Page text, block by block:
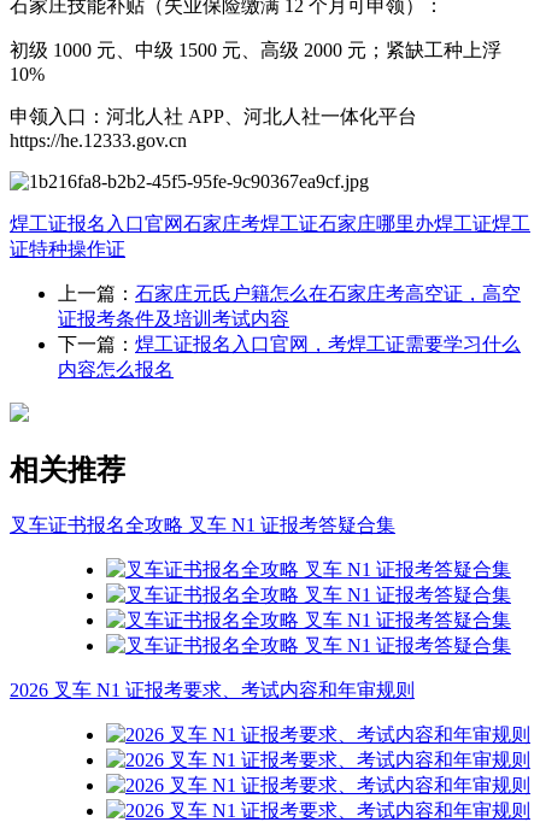
石家庄技能补贴（失业保险缴满 12 个月可申领）：
初级 1000 元、中级 1500 元、高级 2000 元；紧缺工种上浮
10%
申领入口：河北人社 APP、河北人社一体化平台
https://he.12333.gov.cn
焊工证报名入口官网石家庄考焊工证石家庄哪里办焊工证焊工
证特种操作证
上一篇： 石家庄元氏户籍怎么在石家庄考高空证，高空
证报考条件及培训考试内容
下一篇： 焊工证报名入口官网，考焊工证需要学习什么
内容怎么报名
相关推荐
叉车证书报名全攻略 叉车 N1 证报考答疑合集
2026 叉车 N1 证报考要求、考试内容和年审规则